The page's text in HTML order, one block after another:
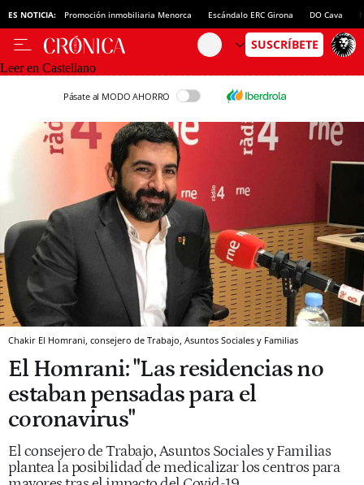
ES NOTICIA: Promoción inmobiliaria Menorca Escándalo ERC Girona DO Cava
Leer en Castellano
Pásate al MODO AHORRO
Chakir El Homrani, consejero de Trabajo, Asuntos Sociales y Familias
El Homrani: "Las residencias no
estaban pensadas para el
coronavirus"
El consejero de Trabajo, Asuntos Sociales y Familias
plantea la posibilidad de medicalizar los centros para